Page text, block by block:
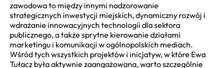
zawodowa to między innymi nadzorowanie
strategicznych inwestycji miejskich, dynamiczny rozwój i
wdrażanie innowacyjnych technologii dla sektora
publicznego, a także sprytne kierowanie działami
marketingu i komunikacji w ogólnopolskich mediach.
Wśród tych wszystkich projektów i inicjatyw, w które Ewa
Tułacz była aktywnie zaangażowana, warto szczególnie